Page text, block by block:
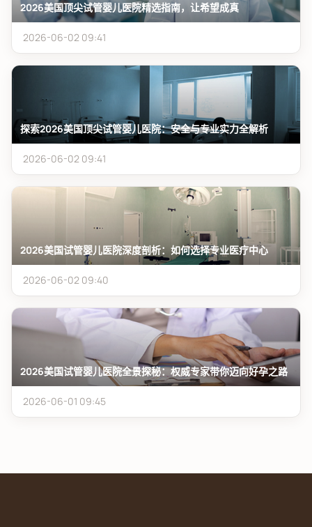
2026美国顶尖试管婴儿医院精选指南，让希望成真
2026-06-02 09:41
探索2026美国顶尖试管婴儿医院：安全与专业实力全解析
2026-06-02 09:41
2026美国试管婴儿医院深度剖析：如何选择专业医疗中心
2026-06-02 09:40
2026美国试管婴儿医院全景探秘：权威专家带你迈向好孕之路
2026-06-01 09:45